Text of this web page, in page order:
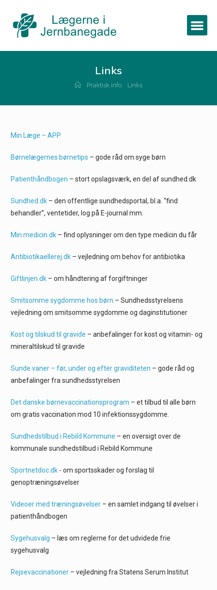
Links
Praktisk info Links
Min Læge – APP
Børnelægernes børnetips – gode råd om syge børn
Patienthåndbogen – stort opslagsværk, en del af sundhed.dk
Sundhed.dk – den offentlige sundhedsportal, bl.a. “find
behandler”, ventetider, log på E-journal mm.
Min.medicin.dk – find oplysninger om den type medicin du får
Antibiotikaellerej.dk – vejledning om behov for antibiotika
Giftlinjen.dk – om håndtering af forgiftninger
Smitsomme sygdomme hos børn – Sundhedsstyrelsens
vejledning om smitsomme sygdomme og daginstitutioner
Kost og tilskud til gravide – anbefalinger for kost og vitamin- og
mineraltilskud til gravide
Sunde vaner – før, under og efter graviditeten – gode råd og
anbefalinger fra sundhedsstyrelsen
Det danske børnevaccinationsprogram – et tilbud til alle børn
om gratis vaccination mod 10 infektionssygdomme.
Sundhedstilbud i Rebild Kommune – en oversigt over de
kommunale sundhedstilbud i Rebild Kommune
Sportnetdoc.dk - om sportsskader og forslag til
genoptræningsøvelser
Videoer med træningsøvelser – en samlet indgang til øvelser i
patienthåndbogen
Sygehusvalg – læs om reglerne for det udvidede frie
sygehusvalg
Rejsevaccinationer – vejledning fra Statens Serum Institut